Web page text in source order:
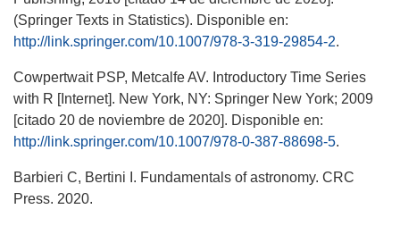
(Springer Texts in Statistics). Disponible en:
http://link.springer.com/10.1007/978-3-319-29854-2.
Cowpertwait PSP, Metcalfe AV. Introductory Time Series
with R [Internet]. New York, NY: Springer New York; 2009
[citado 20 de noviembre de 2020]. Disponible en:
http://link.springer.com/10.1007/978-0-387-88698-5.
Barbieri C, Bertini I. Fundamentals of astronomy. CRC
Press. 2020.